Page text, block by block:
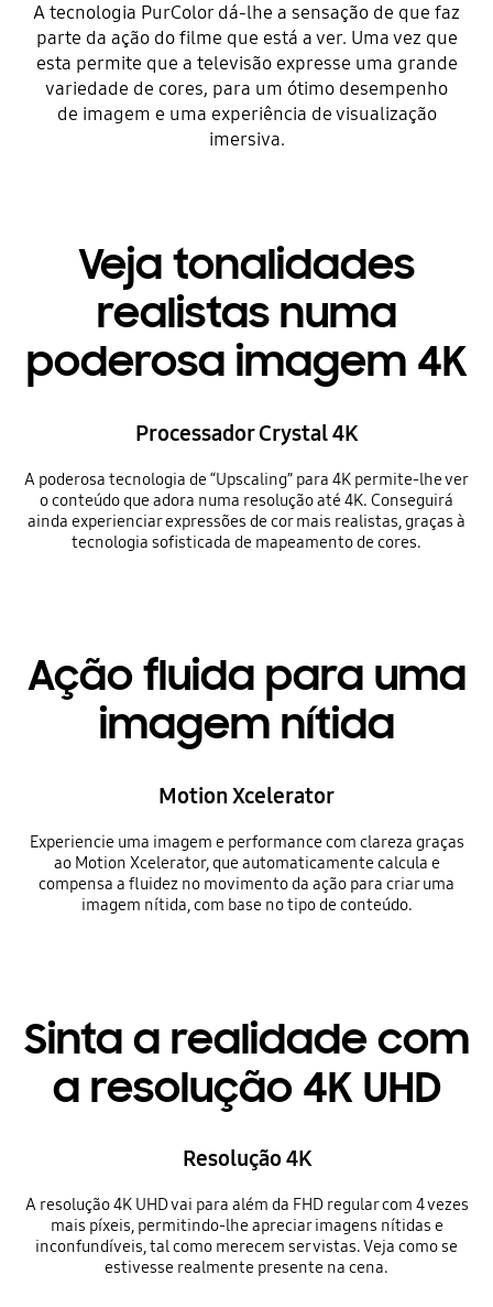
A tecnologia PurColor dá-lhe a sensação de que faz
parte da ação do filme que está a ver. Uma vez que
esta permite que a televisão expresse uma grande
variedade de cores, para um ótimo desempenho
de imagem e uma experiência de visualização
imersiva.
Veja tonalidades
realistas numa
poderosa imagem 4K
Processador Crystal 4K
A poderosa tecnologia de “Upscaling” para 4K permite-lhe ver
o conteúdo que adora numa resolução até 4K. Conseguirá
ainda experienciar expressões de cor mais realistas, graças à
tecnologia sofisticada de mapeamento de cores.
Ação fluida para uma
imagem nítida
Motion Xcelerator
Experiencie uma imagem e performance com clareza graças
ao Motion Xcelerator, que automaticamente calcula e
compensa a fluidez no movimento da ação para criar uma
imagem nítida, com base no tipo de conteúdo.
Sinta a realidade com
a resolução 4K UHD
Resolução 4K
A resolução 4K UHD vai para além da FHD regular com 4 vezes
mais píxeis, permitindo-lhe apreciar imagens nítidas e
inconfundíveis, tal como merecem ser vistas. Veja como se
estivesse realmente presente na cena.